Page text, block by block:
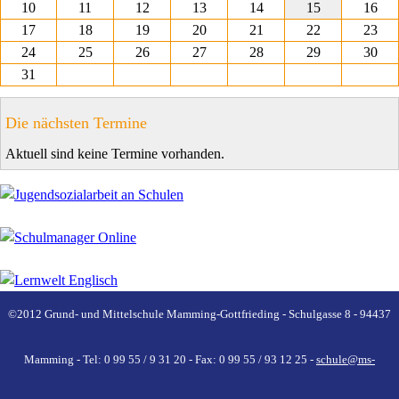
10
11 12 13 14 15
16
17
18 19 20 21 22
23
24
25 26 27 28 29
30
31
Die nächsten Termine
Aktuell sind keine Termine vorhanden.
©2012 Grund- und Mittelschule Mamming-Gottfrieding - Schulgasse 8 - 94437
Mamming - Tel: 0 99 55 / 9 31 20 - Fax: 0 99 55 / 93 12 25 - schule@ms-